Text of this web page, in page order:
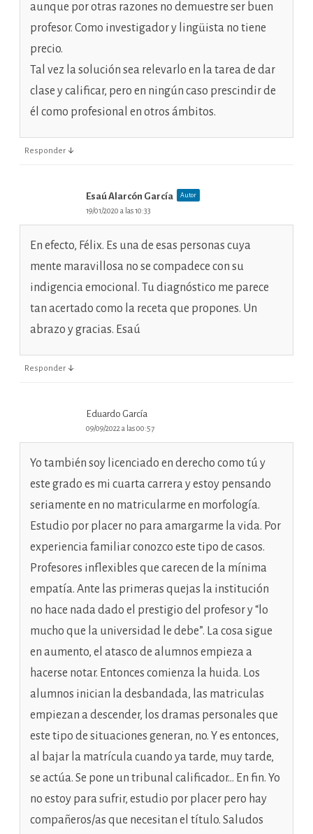
aunque por otras razones no demuestre ser buen
profesor. Como investigador y lingüista no tiene
precio.
Tal vez la solución sea relevarlo en la tarea de dar
clase y calificar, pero en ningún caso prescindir de
él como profesional en otros ámbitos.
Responder ↓
Esaú Alarcón García Autor
19/01/2020 a las 10:33
En efecto, Félix. Es una de esas personas cuya
mente maravillosa no se compadece con su
indigencia emocional. Tu diagnóstico me parece
tan acertado como la receta que propones. Un
abrazo y gracias. Esaú
Responder ↓
Eduardo García
09/09/2022 a las 00:57
Yo también soy licenciado en derecho como tú y
este grado es mi cuarta carrera y estoy pensando
seriamente en no matricularme en morfología.
Estudio por placer no para amargarme la vida. Por
experiencia familiar conozco este tipo de casos.
Profesores inflexibles que carecen de la mínima
empatía. Ante las primeras quejas la institución
no hace nada dado el prestigio del profesor y “lo
mucho que la universidad le debe”. La cosa sigue
en aumento, el atasco de alumnos empieza a
hacerse notar. Entonces comienza la huida. Los
alumnos inician la desbandada, las matriculas
empiezan a descender, los dramas personales que
este tipo de situaciones generan, no. Y es entonces,
al bajar la matrícula cuando ya tarde, muy tarde,
se actúa. Se pone un tribunal calificador… En fin. Yo
no estoy para sufrir, estudio por placer pero hay
compañeros/as que necesitan el título. Saludos